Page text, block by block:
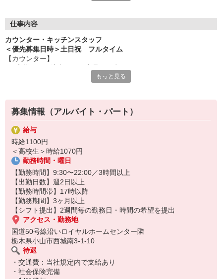
＜ お仕事はしっかりお伝えします ＞
心です！
＜ 融通の利くシフトがポイント ＞
シフトは予定が立てやすいとスタッフからも評判！
学業と両立できる、理想のシフトで活躍くださいね。
＜ 髪型・髪色自由 ＞
飲食店としての常識的な範囲内で、自分色を出せますよ。
仕事内容
カウンター・キッチンスタッフ
＜優先募集日時＞土日祝 フルタイム
【カウンター】
【キッチン】 ※対面や接客はなし！
■チキンの調理
こだわりの詰まったKFCのチキンをつくるお仕事です。
ひとつひとつ丁寧に粉をまぶして揚げる作業をお任せします。
カンタンな作業なので初めての方もスグに覚えられますし、
作業については丁寧に教えるから心配はいりません
もっと見る
募集情報（アルバイト・パート）
給与
時給1100円
＜高校生＞時給1070円
勤務時間・曜日
【勤務時間】9:30〜22:00／3時間以上
【出勤日数】週2日以上
【勤務時間帯】17時以降
【勤務期間】3ヶ月以上
【シフト提出】2週間毎の勤務日・時間の希望を提出
アクセス・勤務地
国道50号線沿いロイヤルホームセンター隣
栃木県小山市西城南3-1-10
待遇
・交通費：当社規定内で支給あり
・社会保険完備